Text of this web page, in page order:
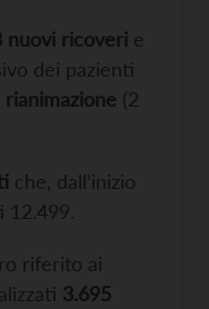
nuovi ricoveri e
dei pazienti
rianimazione (2
che, dall’inizio
12.499.
riferito ai
3.695